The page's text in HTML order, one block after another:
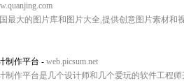
最大的图片库和图片大全,提供创意图片素材
制作平台 - web.picsum.net
制作平台是几个设计师和几个爱玩的软件工程